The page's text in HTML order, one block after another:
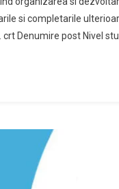
si completarile
Denumire post Nivel